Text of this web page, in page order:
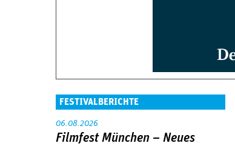
FESTIVALBERICHTE
06.08.2026
Filmfest München – Neues